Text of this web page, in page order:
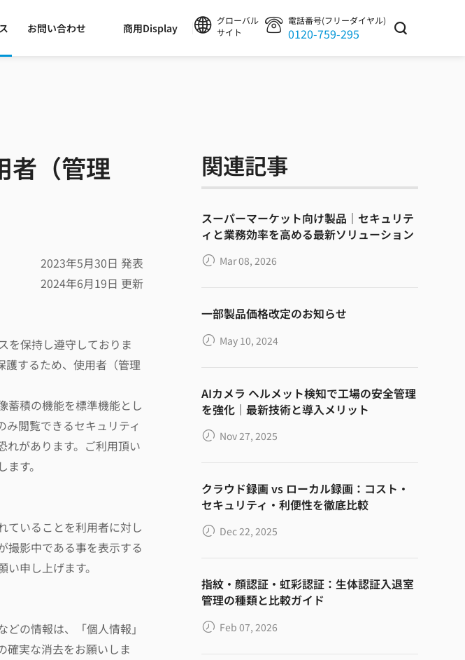
お問い合わせ 商用Display
グローバル
サイト
電話番号(フリーダイヤル)
0120-759-295
者（管理
2023年5月30日 発表
2024年6月19日 更新
を保持し遵守しておりま
護するため、使用者（管理
蓄積の機能を標準機能とし
閲覧できるセキュリティ
れがあります。ご利用頂い
す。
ていることを利用者に対し
撮影中である事を表示する
申し上げます。
の情報は、「個人情報」
確実な消去をお願いしま
関連記事
スーパーマーケット向け製品｜セキュリテ
ィと業務効率を高める最新ソリューション
Mar 08, 2026
一部製品価格改定のお知らせ
May 10, 2024
AIカメラ ヘルメット検知で工場の安全管理
を強化｜最新技術と導入メリット
Nov 27, 2025
クラウド録画 vs ローカル録画：コスト・
セキュリティ・利便性を徹底比較
Dec 22, 2025
指紋・顔認証・虹彩認証：生体認証入退室
管理の種類と比較ガイド
Feb 07, 2026